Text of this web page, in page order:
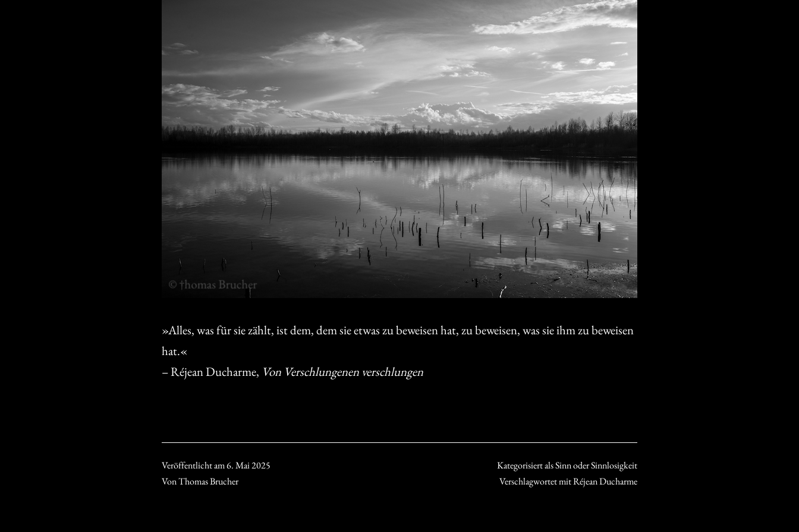
»Alles, was für sie zählt, ist dem, dem sie etwas zu beweisen hat, zu beweisen, was sie ihm zu beweisen
hat.«
– Réjean Ducharme, Von Verschlungenen verschlungen
Veröffentlicht am6. Mai 2025
VonThomas Brucher
Kategorisiert alsSinn oder Sinnlosigkeit
Verschlagwortet mitRéjean Ducharme